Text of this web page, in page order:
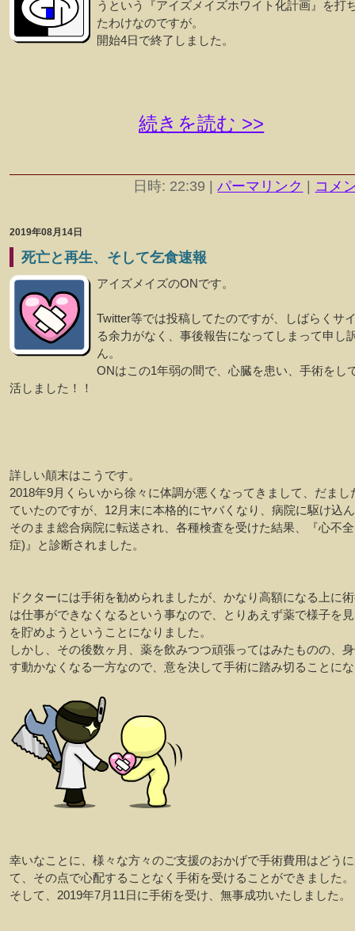
うという『アイズメイズホワイト化計画』を打
たわけなのですが。
開始4日で終了しました。
続きを読む >>
日時: 22:39 | パーマリンク | コメ
2019年08月14日
死亡と再生、そして乞食速報
アイズメイズのONです。
Twitter等では投稿してたのですが、しばらくサ
る余力がなく、事後報告になってしまって申し
ん。
ONはこの1年弱の間で、心臓を患い、手術をし
活しました！！
詳しい顛末はこうです。
2018年9月くらいから徐々に体調が悪くなってきまして、だまし
ていたのですが、12月末に本格的にヤバくなり、病院に駆け込
そのまま総合病院に転送され、各種検査を受けた結果、『心不
症)』と診断されました。
ドクターには手術を勧められましたが、かなり高額になる上に
は仕事ができなくなるという事なので、とりあえず薬で様子を
を貯めようということになりました。
しかし、その後数ヶ月、薬を飲みつつ頑張ってはみたものの、
す動かなくなる一方なので、意を決して手術に踏み切ることに
幸いなことに、様々な方々のご支援のおかげで手術費用はどう
て、その点で心配することなく手術を受けることができました。
そして、2019年7月11日に手術を受け、無事成功いたしました。